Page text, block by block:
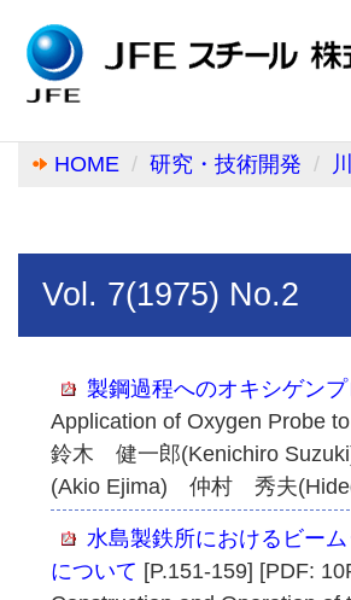
HOME 研究・技術開発
Vol. 7(1975) No.2
製鋼過程へのオキシゲン
Application of Oxygen Probe
鈴木 健一郎(Kenichiro
(Akio Ejima) 仲村 秀夫
水島製鉄所におけるビー
について [P.151-159] [PDF: